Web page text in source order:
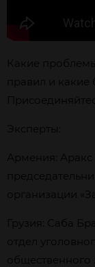
Какие
правил и какие
Эксперты:
Армения:
организации
Грузия: Саба
отдел